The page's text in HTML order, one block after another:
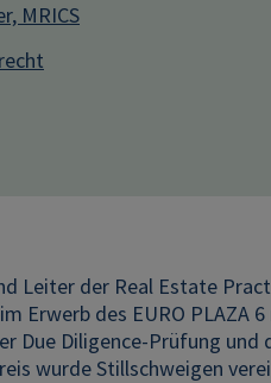
MRICS
Leiter der Real Estate
Erwerb des EURO PLAZA
Due Diligence-Prüfung
wurde Stillschweigen